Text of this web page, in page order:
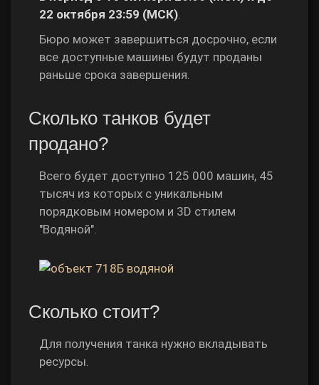
22 октября 23:59 (МСК).
Бюро может завершиться досрочно, если
все доступные машины будут проданы
раньше срока завершения.
Сколько танков будет
продано?
Всего будет доступно 125 000 машин, 45
тысяч из которых с уникальным
порядковым номером и 3D стилем
"Водяной".
Сколько стоит?
Для получения танка нужно вкладывать
ресурсы.